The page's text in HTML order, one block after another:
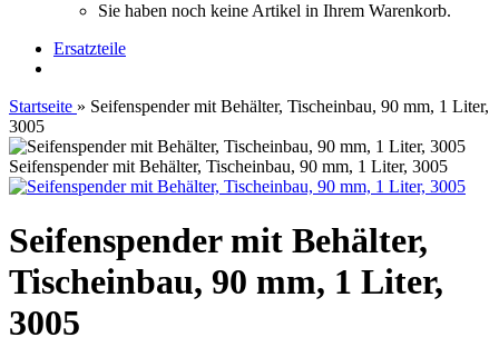
Sie haben noch keine Artikel in Ihrem Warenkorb.
Ersatzteile
Startseite » Seifenspender mit Behälter, Tischeinbau, 90 mm, 1 Liter,
3005
Seifenspender mit Behälter, Tischeinbau, 90 mm, 1 Liter, 3005
Seifenspender mit Behälter,
Tischeinbau, 90 mm, 1 Liter,
3005